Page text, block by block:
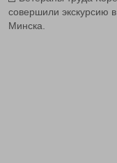
совершили экскурсию
Минска.